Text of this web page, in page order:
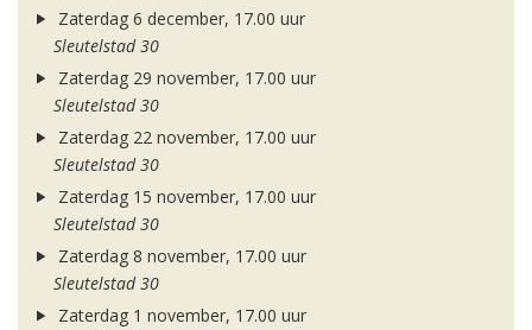
Zaterdag 6 december, 17.00 uur
Sleutelstad 30
Zaterdag 29 november, 17.00 uur
Sleutelstad 30
Zaterdag 22 november, 17.00 uur
Sleutelstad 30
Zaterdag 15 november, 17.00 uur
Sleutelstad 30
Zaterdag 8 november, 17.00 uur
Sleutelstad 30
Zaterdag 1 november, 17.00 uur